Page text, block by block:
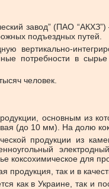
завод” (ПАО
подъездных путей.
потребности в
человек.
основным из
(до 10 мм). На долю
продукции из
для
продукция, так и в
как в Украине, так